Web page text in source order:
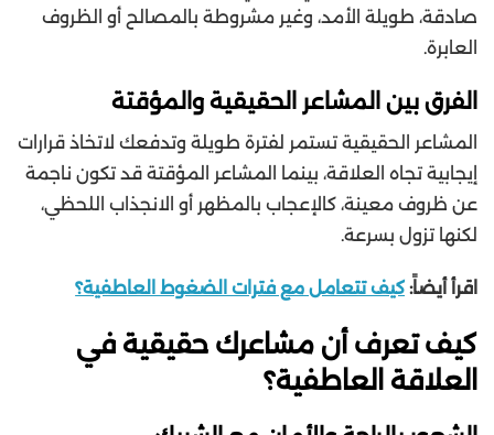
صادقة، طويلة الأمد، وغير مشروطة بالمصالح أو الظروف
العابرة.
الفرق بين المشاعر الحقيقية والمؤقتة
المشاعر الحقيقية تستمر لفترة طويلة وتدفعك لاتخاذ قرارات
إيجابية تجاه العلاقة، بينما المشاعر المؤقتة قد تكون ناجمة
عن ظروف معينة، كالإعجاب بالمظهر أو الانجذاب اللحظي،
لكنها تزول بسرعة.
اقرأ أيضاً: كيف تتعامل مع فترات الضغوط العاطفية؟
كيف تعرف أن مشاعرك حقيقية في
العلاقة العاطفية؟